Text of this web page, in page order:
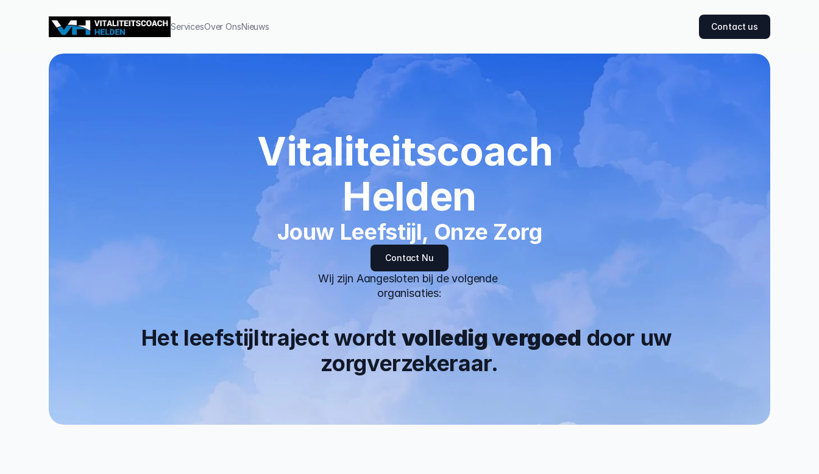
ServicesOver OnsNieuws Contact us
Vitaliteitscoach
Helden
Jouw Leefstijl, Onze Zorg
Contact Nu
Wij zijn Aangesloten bij de volgende
organisaties:
Het leefstijltraject wordt volledig vergoed door uw
zorgverzekeraar.